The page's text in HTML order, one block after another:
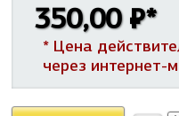
350,00 ₽*
* Цена
через интернет-